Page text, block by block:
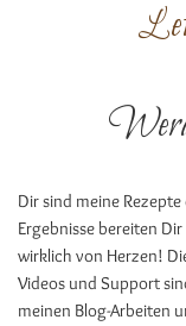
Dir sind meine
Ergebnisse bereiten
wirklich von Herzen!
Videos und Support
meinen Blog-Arbeiten